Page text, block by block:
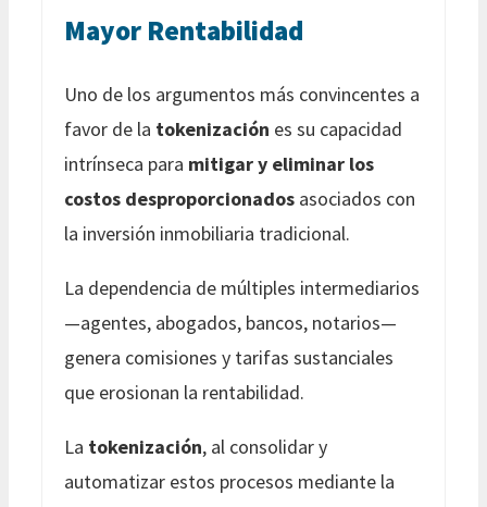
Mayor Rentabilidad
Uno de los argumentos más convincentes a
favor de la tokenización es su capacidad
intrínseca para mitigar y eliminar los
costos desproporcionados asociados con
la inversión inmobiliaria tradicional.
La dependencia de múltiples intermediarios
—agentes, abogados, bancos, notarios—
genera comisiones y tarifas sustanciales
que erosionan la rentabilidad.
La tokenización, al consolidar y
automatizar estos procesos mediante la